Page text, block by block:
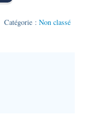
Catégorie : Non classé